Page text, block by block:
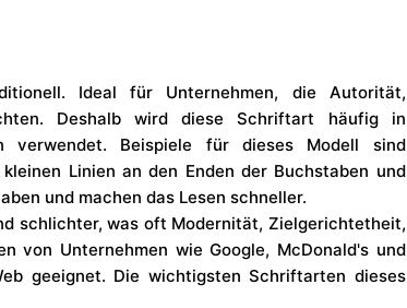
Ideal für Unternehmen, die Autorität,
Deshalb wird diese Schriftart häufig in
verwendet. Beispiele für dieses Modell sind
Linien an den Enden der Buchstaben und
und machen das Lesen schneller.
schlichter, was oft Modernität, Zielgerichtetheit,
von Unternehmen wie Google, McDonald's und
geeignet. Die wichtigsten Schriftarten dieses